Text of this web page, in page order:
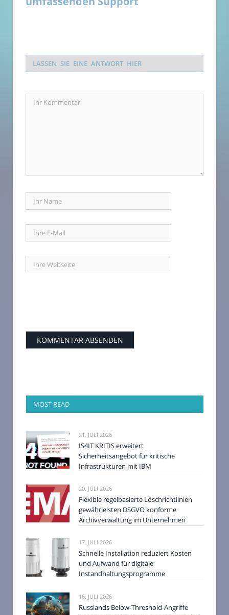
LASSEN SIE EINE ANTWORT HIER
MOST READ
21. JULI 2026
IS4IT KRITIS erweitert
Sicherheitsangebot für kritische
Infrastrukturen mit IBM
20. JULI 2026
Flexible regelbasierte Löschrichtlinien
gewährleisten DSGVO konforme
Archivverwaltung im Unternehmen
17. JULI 2026
Schnelle Installation reduziert Kosten
und Aufwand für digitale
Instandhaltungsprogramme
16. JULI 2026
Russlands Below-Threshold-Angriffe